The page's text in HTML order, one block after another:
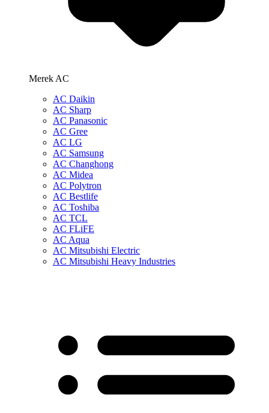
Merek AC
AC Daikin
AC Sharp
AC Panasonic
AC Gree
AC LG
AC Samsung
AC Changhong
AC Midea
AC Polytron
AC Bestlife
AC Toshiba
AC TCL
AC FLiFE
AC Aqua
AC Mitsubishi Electric
AC Mitsubishi Heavy Industries